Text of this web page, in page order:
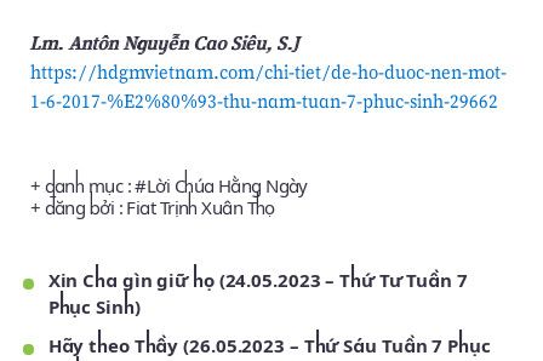
Lm. Antôn Nguyễn Cao Siêu, S.J
https://hdgmvietnam.com/chi-tiet/de-ho-duoc-nen-mot-
1-6-2017-%E2%80%93-thu-nam-tuan-7-phuc-sinh-29662
+ danh mục : #Lời Chúa Hằng Ngày
+ đăng bởi : Fiat Trịnh Xuân Thọ
Xin Cha gìn giữ họ (24.05.2023 – Thứ Tư Tuần 7
Phục Sinh)
Hãy theo Thầy (26.05.2023 – Thứ Sáu Tuần 7 Phục